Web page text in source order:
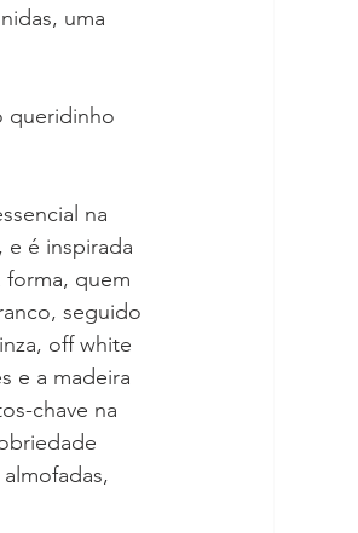
uma
queridinho
na
e é inspirada
forma, quem
seguido
off white
e a madeira